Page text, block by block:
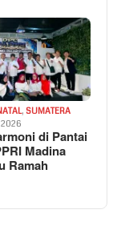
, SUMATERA
2026
di Pantai
Madina
Ramah